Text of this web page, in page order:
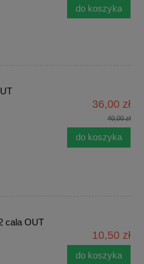
do koszyka
36,00 zł
40,00 zł
do koszyka
cala OUT
10,50 zł
do koszyka